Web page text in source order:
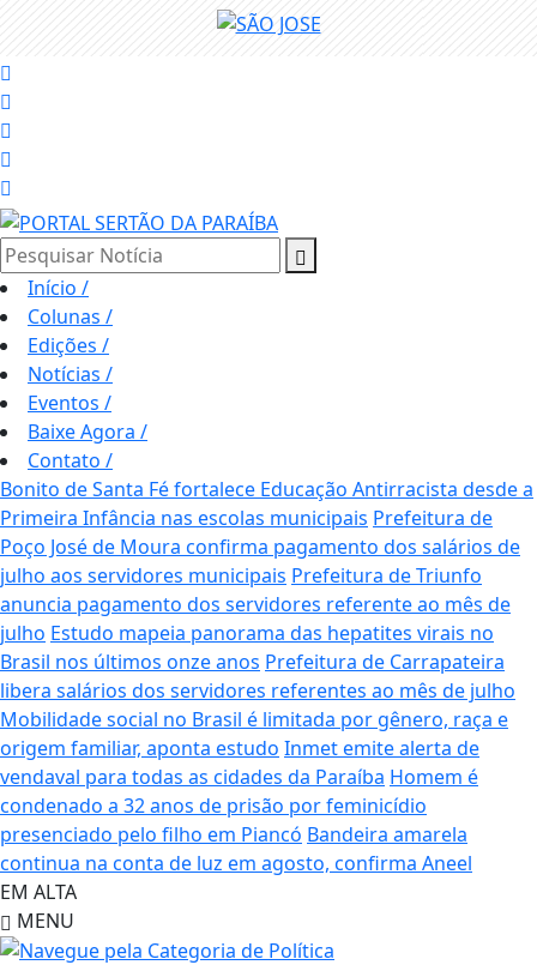
Pesquisar Notícia
Início /
Colunas /
Edições /
Notícias /
Eventos /
Baixe Agora /
Contato /
Bonito de Santa Fé fortalece Educação Antirracista desde a
Primeira Infância nas escolas municipais Prefeitura de
Poço José de Moura confirma pagamento dos salários de
julho aos servidores municipais Prefeitura de Triunfo
anuncia pagamento dos servidores referente ao mês de
julho Estudo mapeia panorama das hepatites virais no
Brasil nos últimos onze anos Prefeitura de Carrapateira
libera salários dos servidores referentes ao mês de julho
Mobilidade social no Brasil é limitada por gênero, raça e
origem familiar, aponta estudo Inmet emite alerta de
vendaval para todas as cidades da Paraíba Homem é
condenado a 32 anos de prisão por feminicídio
presenciado pelo filho em Piancó Bandeira amarela
continua na conta de luz em agosto, confirma Aneel
EM ALTA
MENU